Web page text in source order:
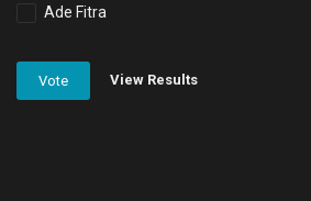
Ade Fitra
Vote View Results